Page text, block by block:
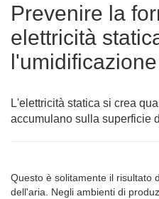
Prevenire la
elettricità
l'umidificazione
L'elettricità statica si crea
accumulano sulla superficie
Questo è solitamente il risultato
dell'aria. Negli ambienti di